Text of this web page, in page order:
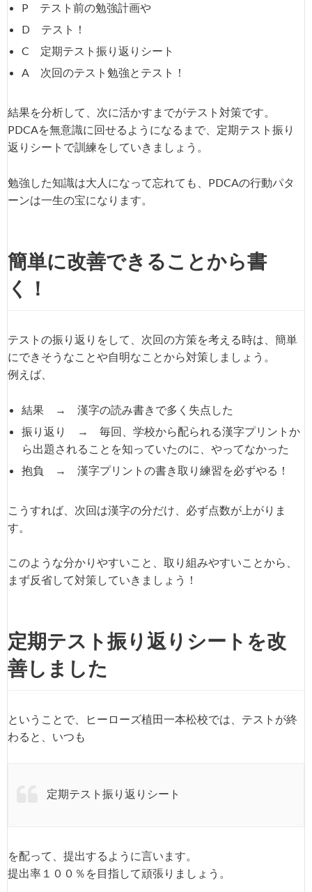
P テスト前の勉強計画や
D テスト！
C 定期テスト振り返りシート
A 次回のテスト勉強とテスト！
結果を分析して、次に活かすまでがテスト対策です。
PDCAを無意識に回せるようになるまで、定期テスト振り
返りシートで訓練をしていきましょう。
勉強した知識は大人になって忘れても、PDCAの行動パタ
ーンは一生の宝になります。
簡単に改善できることから書
く！
テストの振り返りをして、次回の方策を考える時は、簡単
にできそうなことや自明なことから対策しましょう。
例えば、
結果 → 漢字の読み書きで多く失点した
振り返り → 毎回、学校から配られる漢字プリントか
ら出題されることを知っていたのに、やってなかった
抱負 → 漢字プリントの書き取り練習を必ずやる！
こうすれば、次回は漢字の分だけ、必ず点数が上がりま
す。
このような分かりやすいこと、取り組みやすいことから、
まず反省して対策していきましょう！
定期テスト振り返りシートを改
善しました
ということで、ヒーローズ植田一本松校では、テストが終
わると、いつも
定期テスト振り返りシート
を配って、提出するように言います。
提出率１００％を目指して頑張りましょう。